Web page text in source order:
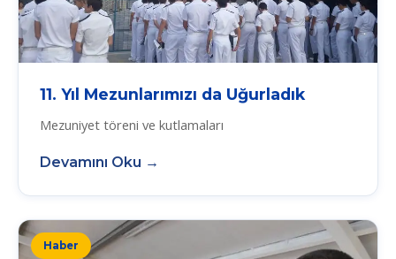
11. Yıl Mezunlarımızı da Uğurladık
Mezuniyet töreni ve kutlamaları
Devamını Oku →
Haber